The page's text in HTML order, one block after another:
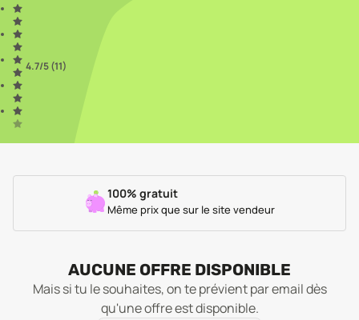
4.7/5 (11)
100% gratuit
Même prix que sur le site vendeur
AUCUNE OFFRE DISPONIBLE
Mais si tu le souhaites, on te prévient par email dès
qu'une offre est disponible.